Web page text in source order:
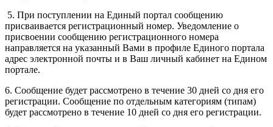
5. При поступлении на Единый портал сообщению
присваивается регистрационный номер. Уведомление о
присвоении сообщению регистрационного номера
направляется на указанный Вами в профиле Единого портала
адрес электронной почты и в Ваш личный кабинет на Едином
портале.
6. Сообщение будет рассмотрено в течение 30 дней со дня его
регистрации. Сообщение по отдельным категориям (типам)
будет рассмотрено в течение 10 дней со дня его регистрации.